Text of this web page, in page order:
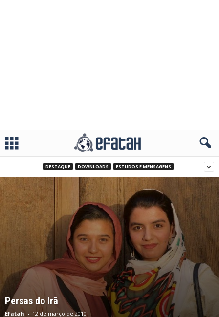
DESTAQUE DOWNLOADS ESTUDOS E MENSAGENS
Persas do Irã
Efatah - 12 de março de 2010